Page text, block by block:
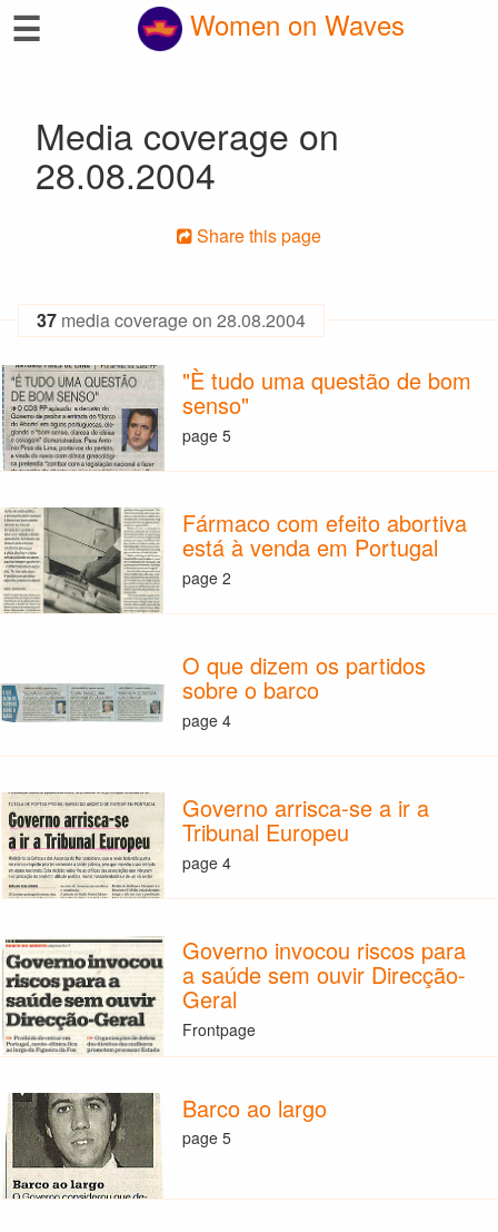
☰ Women on Waves
Media coverage on
28.08.2004
Share this page
37 media coverage on 28.08.2004
"È tudo uma questão de bom
senso"
page 5
Fármaco com efeito abortiva
está à venda em Portugal
page 2
O que dizem os partidos
sobre o barco
page 4
Governo arrisca-se a ir a
Tribunal Europeu
page 4
Governo invocou riscos para
a saúde sem ouvir Direcção-
Geral
Frontpage
Barco ao largo
page 5